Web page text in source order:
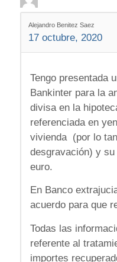
Alejandro Benitez Saez
17 octubre, 2020
Tengo presentada
Bankinter para la
divisa en la
referenciada en
vivienda (por lo
desgravación) y
euro.
En Banco
acuerdo para que
Todas las
referente al
importes